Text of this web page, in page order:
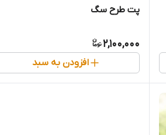
پت طرح سگ
2,100,000
افزودن به سبد